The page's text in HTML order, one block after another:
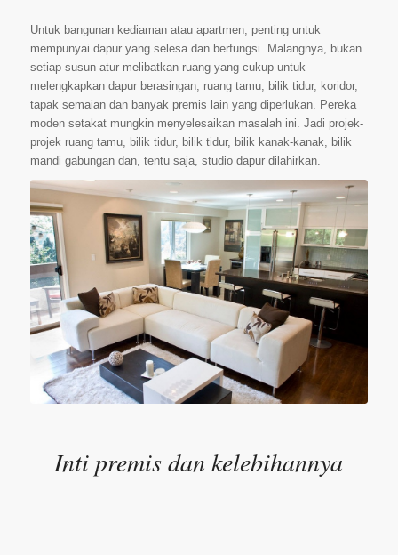
Untuk bangunan kediaman atau apartmen, penting untuk
mempunyai dapur yang selesa dan berfungsi. Malangnya, bukan
setiap susun atur melibatkan ruang yang cukup untuk
melengkapkan dapur berasingan, ruang tamu, bilik tidur, koridor,
tapak semaian dan banyak premis lain yang diperlukan. Pereka
moden setakat mungkin menyelesaikan masalah ini. Jadi projek-
projek ruang tamu, bilik tidur, bilik tidur, bilik kanak-kanak, bilik
mandi gabungan dan, tentu saja, studio dapur dilahirkan.
Inti premis dan kelebihannya